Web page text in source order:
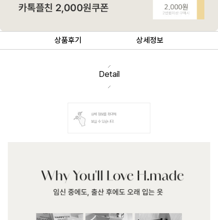
상품후기 상세정보
Detail
상세 정보를 확대해
보실 수 있습니다.